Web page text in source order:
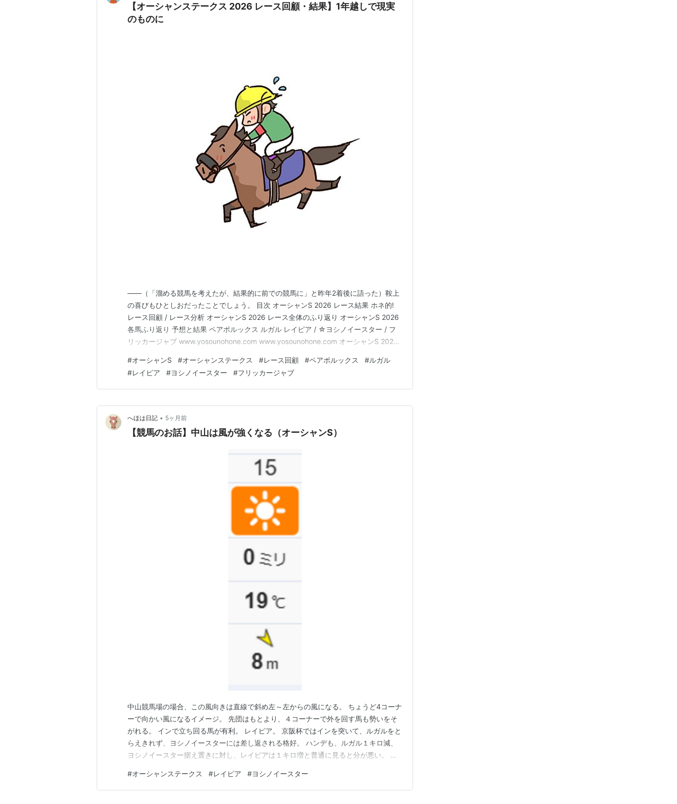
【オーシャンステークス 2026 レース回顧・結果】1年越しで現実
のものに
――（「溜める競馬を考えたが、結果的に前での競馬に」と昨年2着後に語った）鞍上
の喜びもひとしおだったことでしょう。 目次 オーシャンS 2026 レース結果 ホネ的!
レース回顧 / レース分析 オーシャンS 2026 レース全体のふり返り オーシャンS 2026
各馬ふり返り 予想と結果 ペアポルックス ルガル レイピア / ☆ヨシノイースター / フ
リッカージャブ www.yosounohone.com www.yosounohone.com オーシャンS 2026
33.8 3…
#オーシャンS #オーシャンステークス #レース回顧 #ペアポルックス #ルガル
#レイピア #ヨシノイースター #フリッカージャブ
へほは日記 • 5ヶ月前
【競馬のお話】中山は風が強くなる（オーシャンS）
中山競馬場の場合、この風向きは直線で斜め左～左からの風になる。 ちょうど4コーナ
ーで向かい風になるイメージ。 先団はもとより、４コーナーで外を回す馬も勢いをそ
がれる。 インで立ち回る馬が有利。 レイピア。 京阪杯ではインを突いて、ルガルをと
らえきれず、ヨシノイースターには差し返される格好。 ハンデも、ルガル１キロ減、
ヨシノイースター据え置きに対し、レイピアは１キロ増と普通に見ると分が悪い。 た
る。 ルガルには微妙も、４歳VS６歳の成長力の差で何とかならないか。 ディスったヨ
シノイースターだが、田辺ならうまいことインに…
#オーシャンステークス #レイピア #ヨシノイースター